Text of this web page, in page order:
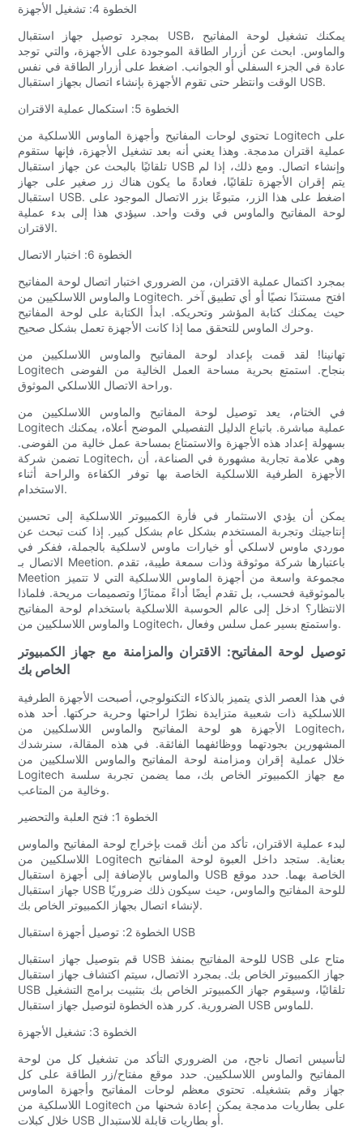
الخطوة 4: تشغيل الأجهزة
بمجرد توصيل جهاز استقبال USB، يمكنك تشغيل لوحة المفاتيح
والماوس. ابحث عن أزرار الطاقة الموجودة على الأجهزة، والتي توجد
عادة في الجزء السفلي أو الجوانب. اضغط على أزرار الطاقة في نفس
الوقت وانتظر حتى تقوم الأجهزة بإنشاء اتصال بجهاز استقبال USB.
الخطوة 5: استكمال عملية الاقتران
تحتوي لوحات المفاتيح وأجهزة الماوس اللاسلكية من Logitech على
عملية اقتران مدمجة. وهذا يعني أنه بعد تشغيل الأجهزة، فإنها ستقوم
تلقائيًا بالبحث عن جهاز استقبال USB وإنشاء اتصال. ومع ذلك، إذا لم
يتم إقران الأجهزة تلقائيًا، فعادةً ما يكون هناك زر صغير على جهاز
استقبال USB. اضغط على هذا الزر، متبوعًا بزر الاتصال الموجود على
لوحة المفاتيح والماوس في وقت واحد. سيؤدي هذا إلى بدء عملية
الاقتران.
الخطوة 6: اختبار الاتصال
بمجرد اكتمال عملية الاقتران، من الضروري اختبار اتصال لوحة المفاتيح
والماوس اللاسلكيين من Logitech. افتح مستندًا نصيًا أو أي تطبيق آخر
حيث يمكنك كتابة المؤشر وتحريكه. ابدأ الكتابة على لوحة المفاتيح
وحرك الماوس للتحقق مما إذا كانت الأجهزة تعمل بشكل صحيح.
تهانينا! لقد قمت بإعداد لوحة المفاتيح والماوس اللاسلكيين من
Logitech بنجاح. استمتع بحرية مساحة العمل الخالية من الفوضى
وراحة الاتصال اللاسلكي الموثوق.
في الختام، يعد توصيل لوحة المفاتيح والماوس اللاسلكيين من
Logitech عملية مباشرة. باتباع الدليل التفصيلي الموضح أعلاه، يمكنك
بسهولة إعداد هذه الأجهزة والاستمتاع بمساحة عمل خالية من الفوضى.
تضمن شركة Logitech، وهي علامة تجارية مشهورة في الصناعة، أن
الأجهزة الطرفية اللاسلكية الخاصة بها توفر الكفاءة والراحة أثناء
الاستخدام.
يمكن أن يؤدي الاستثمار في فأرة الكمبيوتر اللاسلكية إلى تحسين
إنتاجيتك وتجربة المستخدم بشكل عام بشكل كبير. إذا كنت تبحث عن
موردي ماوس لاسلكي أو خيارات ماوس لاسلكية بالجملة، ففكر في
الاتصال بـ Meetion. باعتبارها شركة موثوقة وذات سمعة طيبة، تقدم
Meetion مجموعة واسعة من أجهزة الماوس اللاسلكية التي لا تتميز
بالموثوقية فحسب، بل تقدم أيضًا أداءً ممتازًا وتصميمات مريحة. فلماذا
الانتظار؟ ادخل إلى عالم الحوسبة اللاسلكية باستخدام لوحة المفاتيح
والماوس اللاسلكيين من Logitech، واستمتع بسير عمل سلس وفعال.
توصيل لوحة المفاتيح: الاقتران والمزامنة مع جهاز الكمبيوتر
الخاص بك
في هذا العصر الذي يتميز بالذكاء التكنولوجي، أصبحت الأجهزة الطرفية
اللاسلكية ذات شعبية متزايدة نظرًا لراحتها وحرية حركتها. أحد هذه
الأجهزة هو لوحة المفاتيح والماوس اللاسلكيين من Logitech،
المشهورين بجودتهما ووظائفهما الفائقة. في هذه المقالة، سنرشدك
خلال عملية إقران ومزامنة لوحة المفاتيح والماوس اللاسلكيين من
Logitech مع جهاز الكمبيوتر الخاص بك، مما يضمن تجربة سلسة
وخالية من المتاعب.
الخطوة 1: فتح العلبة والتحضير
لبدء عملية الاقتران، تأكد من أنك قمت بإخراج لوحة المفاتيح والماوس
اللاسلكيين من Logitech بعناية. ستجد داخل العبوة لوحة المفاتيح
والماوس بالإضافة إلى أجهزة استقبال USB الخاصة بهما. حدد موقع
جهاز استقبال USB للوحة المفاتيح والماوس، حيث سيكون ذلك ضروريًا
لإنشاء اتصال بجهاز الكمبيوتر الخاص بك.
الخطوة 2: توصيل أجهزة استقبال USB
قم بتوصيل جهاز استقبال USB للوحة المفاتيح بمنفذ USB متاح على
جهاز الكمبيوتر الخاص بك. بمجرد الاتصال، سيتم اكتشاف جهاز استقبال
USB تلقائيًا، وسيقوم جهاز الكمبيوتر الخاص بك بتثبيت برامج التشغيل
الضرورية. كرر هذه الخطوة لتوصيل جهاز استقبال USB للماوس.
الخطوة 3: تشغيل الأجهزة
لتأسيس اتصال ناجح، من الضروري التأكد من تشغيل كل من لوحة
المفاتيح والماوس اللاسلكيين. حدد موقع مفتاح/زر الطاقة على كل
جهاز وقم بتشغيله. تحتوي معظم لوحات المفاتيح وأجهزة الماوس
اللاسلكية من Logitech على بطاريات مدمجة يمكن إعادة شحنها من
خلال كبلات USB أو بطاريات قابلة للاستبدال.